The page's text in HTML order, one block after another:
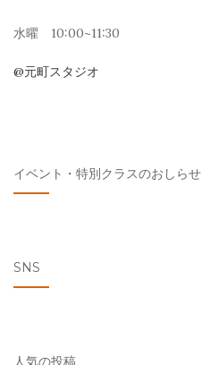
ン
水曜 10:00~11:30
@元町スタジオ
イベント・特別クラスのおしらせ
SNS
人気の投稿